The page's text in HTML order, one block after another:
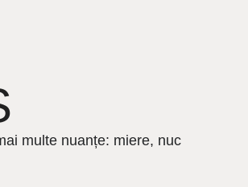
multe nuanțe: miere, nuc